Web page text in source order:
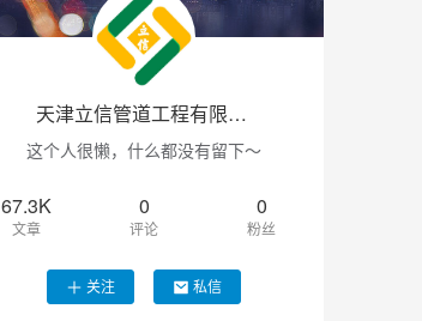
天津立信管道工程有限公司
这个人很懒，什么都没有留下～
67.3K
文章
0
评论
0
粉丝
关注 私信